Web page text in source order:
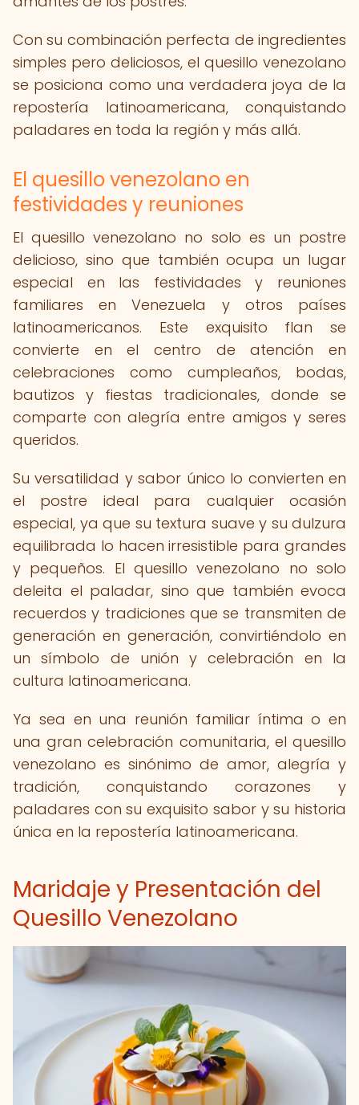
Con su combinación perfecta de ingredientes
simples pero deliciosos, el quesillo venezolano
se posiciona como una verdadera joya de la
repostería latinoamericana, conquistando
paladares en toda la región y más allá.
El quesillo venezolano en
festividades y reuniones
El quesillo venezolano no solo es un postre
delicioso, sino que también ocupa un lugar
especial en las festividades y reuniones
familiares en Venezuela y otros países
latinoamericanos. Este exquisito flan se
convierte en el centro de atención en
celebraciones como cumpleaños, bodas,
bautizos y fiestas tradicionales, donde se
comparte con alegría entre amigos y seres
queridos.
Su versatilidad y sabor único lo convierten en
el postre ideal para cualquier ocasión
especial, ya que su textura suave y su dulzura
equilibrada lo hacen irresistible para grandes
y pequeños. El quesillo venezolano no solo
deleita el paladar, sino que también evoca
recuerdos y tradiciones que se transmiten de
generación en generación, convirtiéndolo en
un símbolo de unión y celebración en la
cultura latinoamericana.
Ya sea en una reunión familiar íntima o en
una gran celebración comunitaria, el quesillo
venezolano es sinónimo de amor, alegría y
tradición, conquistando corazones y
paladares con su exquisito sabor y su historia
única en la repostería latinoamericana.
Maridaje y Presentación del
Quesillo Venezolano